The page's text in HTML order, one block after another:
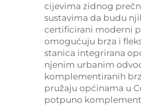
cijevima zidnog
sustavima da budu
certificirani moderni
omogućuju brza i
stanica integrirana
njenim urbanim
komplementiranih
pružaju općinama u
potpuno